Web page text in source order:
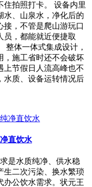
住拍照打卡。 设备内里
水、山泉水，净化后的
接，不管是爬山游玩口
员，都能就近便捷取
整体一体式集成设计，
，施工省时还不会破坏
上节假日人流高峰也不
水质、设备运转情况后
直饮水
是水质纯净、供水稳
生二次污染、换水繁琐
办公饮水需求。状元王